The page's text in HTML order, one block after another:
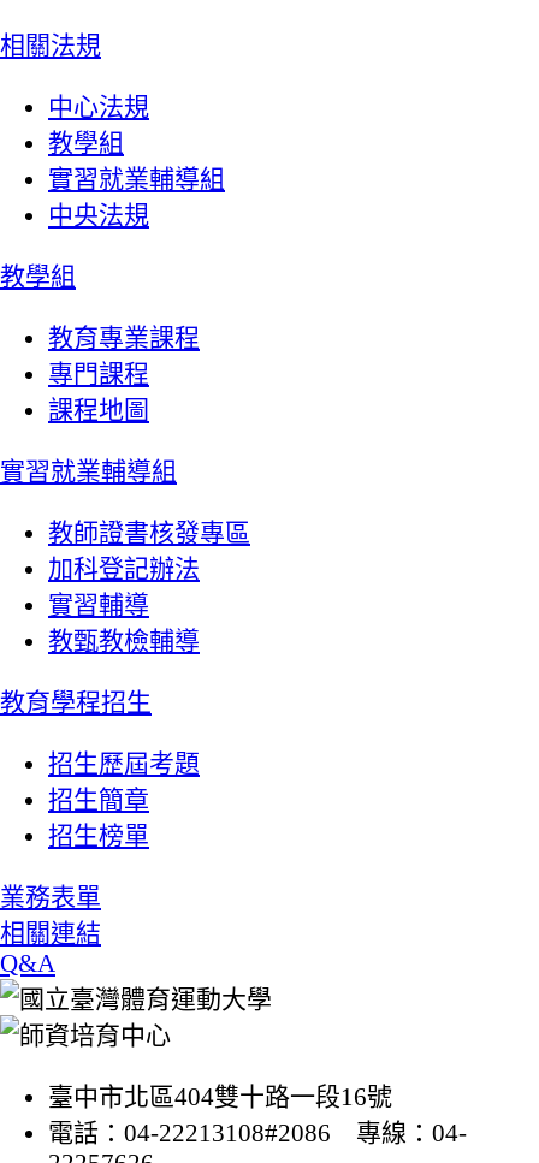
相關法規
中心法規
教學組
實習就業輔導組
中央法規
教學組
教育專業課程
專門課程
課程地圖
實習就業輔導組
教師證書核發專區
加科登記辦法
實習輔導
教甄教檢輔導
教育學程招生
招生歷屆考題
招生簡章
招生榜單
業務表單
相關連結
Q&A
臺中市北區404雙十路一段16號
電話：04-22213108#2086 專線：04-